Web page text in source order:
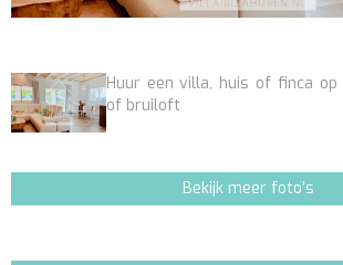
Huur een villa, huis of finca op
of bruiloft
Bekijk meer foto's